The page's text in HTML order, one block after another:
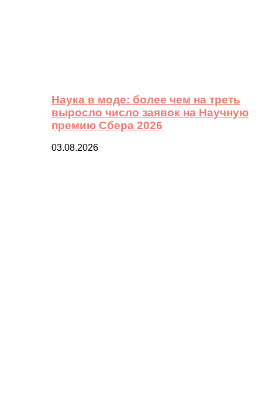
Наука в моде: более чем на треть
выросло число заявок на Научную
премию Сбера 2026
03.08.2026